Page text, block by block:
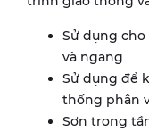
Sử dụng
và ngang
Sử dụng để
thống phân
Sơn trong